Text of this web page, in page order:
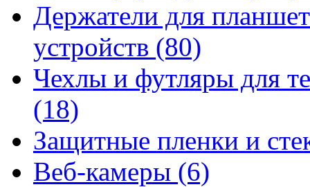
Держатели для
устройств (80)
Чехлы и футляры для
(18)
Защитные пленки и
Веб-камеры (6)